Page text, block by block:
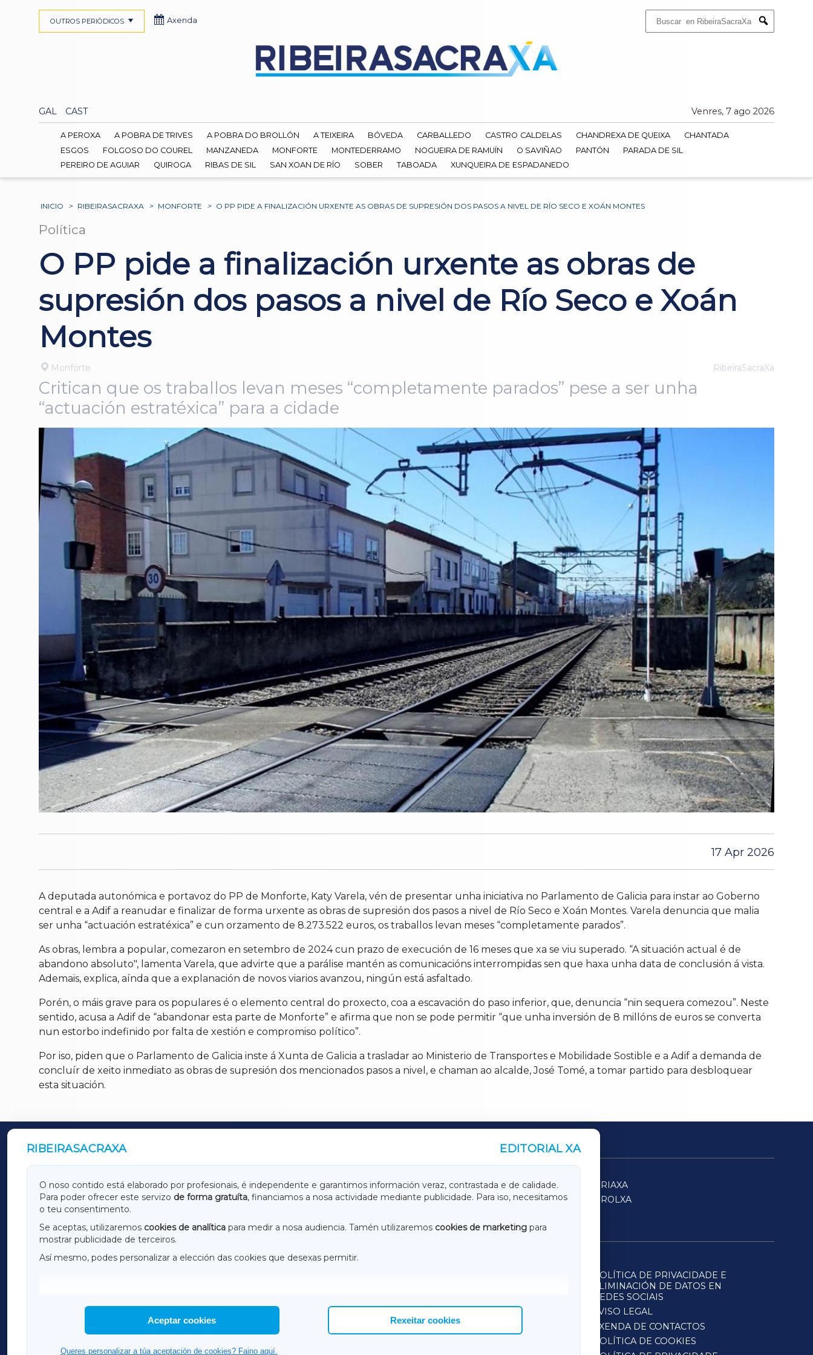
Submit
GAL CAST Venres, 7 ago 2026
OUTROS PERIÓDICOS Axenda
A PEROXA A POBRA DE TRIVES A POBRA DO BROLLÓN A TEIXEIRA BÓVEDA CARBALLEDO CASTRO CALDELAS CHANDREXA DE QUEIXA
CHANTADA
ESGOS
FOLGOSO DO COUREL MANZANEDA MONFORTE MONTEDERRAMO NOGUEIRA DE RAMUÍN O SAVIÑAO PANTÓN
PARADA DE SIL
PEREIRO DE AGUIAR
QUIROGA RIBAS DE SIL SAN XOAN DE RÍO SOBER TABOADA XUNQUEIRA DE ESPADANEDO
INICIO > RIBEIRASACRAXA > MONFORTE > O PP PIDE A FINALIZACIÓN URXENTE AS OBRAS DE SUPRESIÓN DOS PASOS A NIVEL DE RÍO SECO E XOÁN MONTES
Política
O PP pide a finalización urxente as obras de
supresión dos pasos a nivel de Río Seco e Xoán
Montes
Monforte RibeiraSacraXa
Critican que os traballos levan meses “completamente parados” pese a ser unha
“actuación estratéxica” para a cidade
17 Apr 2026
A deputada autonómica e portavoz do PP de Monforte, Katy Varela, vén de presentar unha iniciativa no Parlamento de Galicia para instar ao Goberno
central e a Adif a reanudar e finalizar de forma urxente as obras de supresión dos pasos a nivel de Río Seco e Xoán Montes. Varela denuncia que malia
ser unha “actuación estratéxica” e cun orzamento de 8.273.522 euros, os traballos levan meses “completamente parados”.
As obras, lembra a popular, comezaron en setembro de 2024 cun prazo de execución de 16 meses que xa se viu superado. “A situación actual é de
abandono absoluto", lamenta Varela, que advirte que a parálise mantén as comunicacións interrompidas sen que haxa unha data de conclusión á vista.
Ademais, explica, aínda que a explanación de novos viarios avanzou, ningún está asfaltado.
Porén, o máis grave para os populares é o elemento central do proxecto, coa a escavación do paso inferior, que, denuncia “nin sequera comezou”. Neste
sentido, acusa a Adif de “abandonar esta parte de Monforte” e afirma que non se pode permitir “que unha inversión de 8 millóns de euros se converta
nun estorbo indefinido por falta de xestión e compromiso político”.
Por iso, piden que o Parlamento de Galicia inste á Xunta de Galicia a trasladar ao Ministerio de Transportes e Mobilidade Sostible e a Adif a demanda de
concluír de xeito inmediato as obras de supresión dos mencionados pasos a nivel, e chaman ao alcalde, José Tomé, a tomar partido para desbloquear
esta situación.
RIBEIRASACRAXA EDITORIAL XA
O noso contido está elaborado por profesionais, é independente e garantimos información veraz, contrastada e de calidade.
Para poder ofrecer este servizo de forma gratuíta, financiamos a nosa actividade mediante publicidade. Para iso, necesitamos
o teu consentimento.
Se aceptas, utilizaremos cookies de analítica para medir a nosa audiencia. Tamén utilizaremos cookies de marketing para
mostrar publicidade de terceiros.
Así mesmo, podes personalizar a elección das cookies que desexas permitir.
Aceptar cookies Rexeitar cookies
Queres personalizar a túa aceptación de cookies? Faino aquí.
OUTROS PERIÓDICOS
GALICIAXA LUGOXA TERRACHAXA
SARRIAXA
AMARIÑAXA
RIBEIRASACRAXA ACORUÑAXA
FERROLXA
OURENSEXA
HEMEROTECA
POLÍTICA DE PRIVACIDADE E
ELIMINACIÓN DE DATOS EN
REDES SOCIAIS
AVISO LEGAL
AXENDA DE CONTACTOS
POLÍTICA DE COOKIES